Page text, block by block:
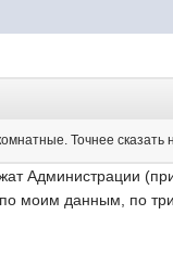
Точнее сказать
Администрации
моим данным, по